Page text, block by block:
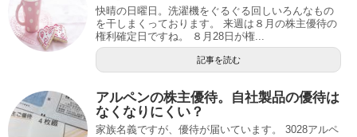
快晴の日曜日。洗濯機をぐるぐる回しいろんなもの
を干しまくっております。 来週は８月の株主優待の
権利確定日ですね。 ８月28日が権...
記事を読む
アルペンの株主優待。自社製品の優待は
なくなりにくい？
家族名義ですが、優待が届いています。 3028アルペ